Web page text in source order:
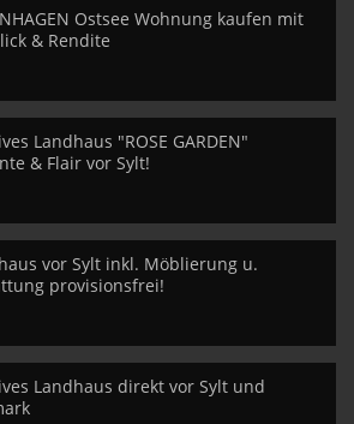
Ostsee Wohnung kaufen mit
& Rendite
Landhaus "ROSE GARDEN"
& Flair vor Sylt!
vor Sylt inkl. Möblierung u.
provisionsfrei!
Landhaus direkt vor Sylt und